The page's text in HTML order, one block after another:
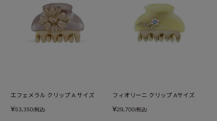
エフェメラル クリップ A サイズ
¥53,350(税込)
フィオリーニ クリップ Aサイズ
¥29,700(税込)